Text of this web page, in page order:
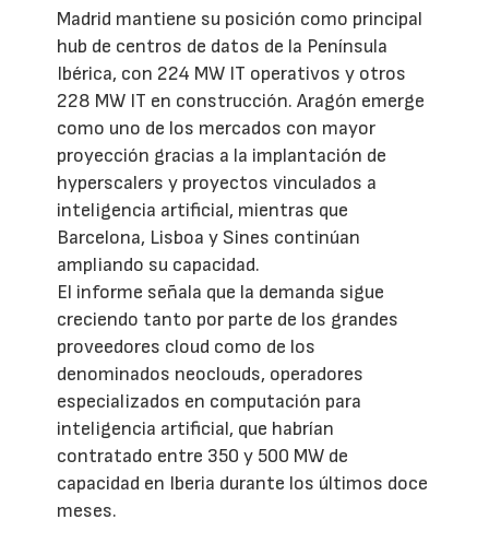
Madrid mantiene su posición como principal
hub de centros de datos de la Península
Ibérica, con 224 MW IT operativos y otros
228 MW IT en construcción. Aragón emerge
como uno de los mercados con mayor
proyección gracias a la implantación de
hyperscalers y proyectos vinculados a
inteligencia artificial, mientras que
Barcelona, Lisboa y Sines continúan
ampliando su capacidad.
El informe señala que la demanda sigue
creciendo tanto por parte de los grandes
proveedores cloud como de los
denominados neoclouds, operadores
especializados en computación para
inteligencia artificial, que habrían
contratado entre 350 y 500 MW de
capacidad en Iberia durante los últimos doce
meses.